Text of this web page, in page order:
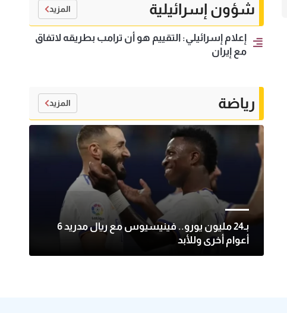
شؤون إسرائيلية المزيد
إعلام إسرائيلي: التقييم هو أن ترامب بطريقه لاتفاق
مع إيران
رياضة المزيد
بـ24 مليون يورو.. فينيسيوس مع ريال مدريد 6
أعوام أخرى وللأبد